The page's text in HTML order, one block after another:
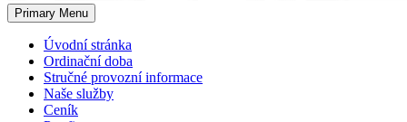
Primary Menu
Úvodní stránka
Ordinační doba
Stručné provozní informace
Naše služby
Ceník